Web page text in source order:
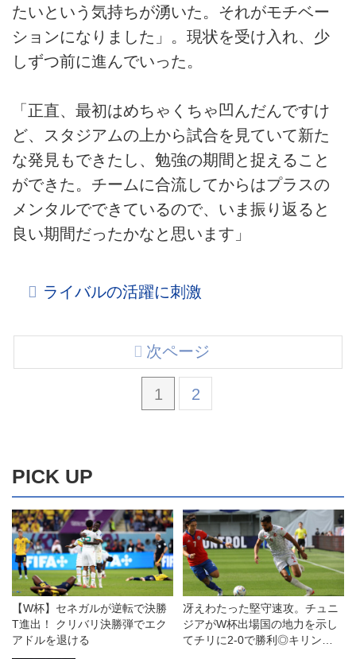
たいという気持ちが湧いた。それがモチベー
ションになりました」。現状を受け入れ、少
しずつ前に進んでいった。
「正直、最初はめちゃくちゃ凹んだんですけ
ど、スタジアムの上から試合を見ていて新た
な発見もできたし、勉強の期間と捉えること
ができた。チームに合流してからはプラスの
メンタルでできているので、いま振り返ると
良い期間だったかなと思います」
ライバルの活躍に刺激
1 2
次ページ
PICK UP
【W杯】セネガルが逆転で決勝
T進出！ クリバリ決勝弾でエク
アドルを退ける
冴えわたった堅守速攻。チュニ
ジアがW杯出場国の地力を示し
てチリに2-0で勝利◎キリン杯